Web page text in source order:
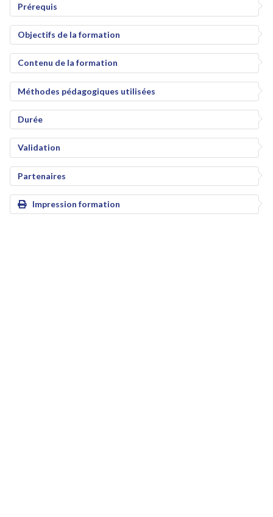
Prérequis
Objectifs de la formation
Contenu de la formation
Méthodes pédagogiques utilisées
Durée
Validation
Partenaires
Impression formation